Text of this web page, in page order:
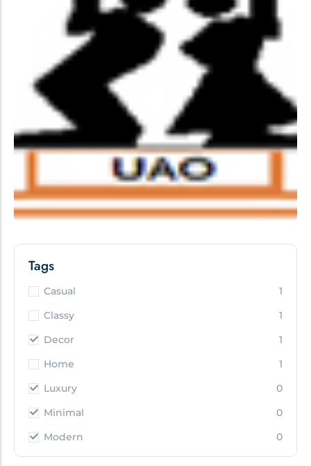
Tags
Casual
1
Classy
1
Decor
1
Home
1
Luxury
0
Minimal
0
Modern
0